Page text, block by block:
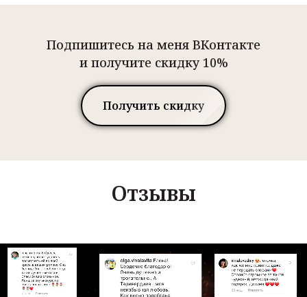
Подпишитесь на меня ВКонтакте
и получите скидку 10%
Получить скидку
Отзывы